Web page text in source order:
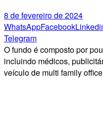
8 de fevereiro de 2024
WhatsAppFacebook
Telegram
O fundo é composto por
incluindo médicos,
veículo de multi family office